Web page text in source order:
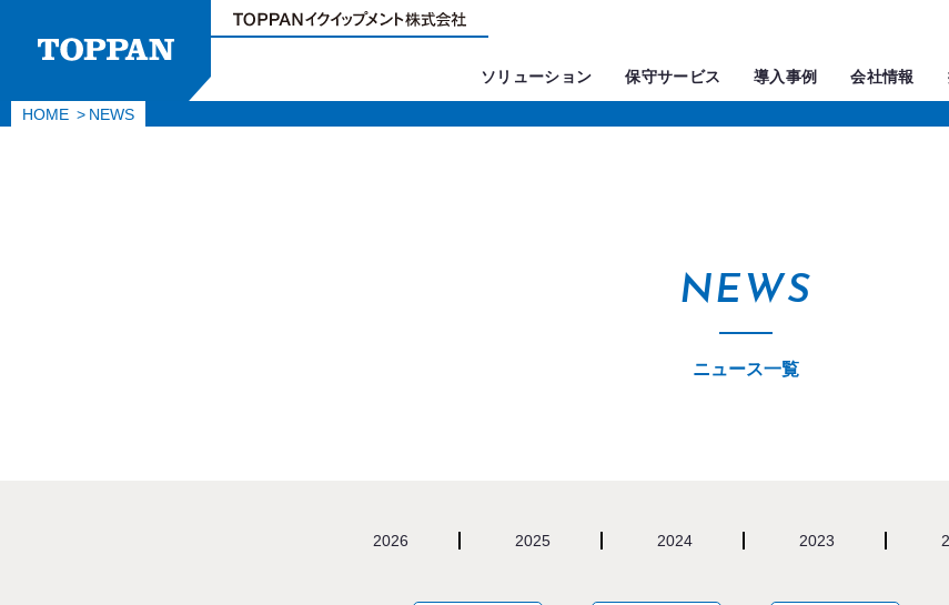
ソリューション 保守サービス 導入事例 会社情報
HOME NEWS
NEWS
ニュース一覧
2026 2025 2024 2023